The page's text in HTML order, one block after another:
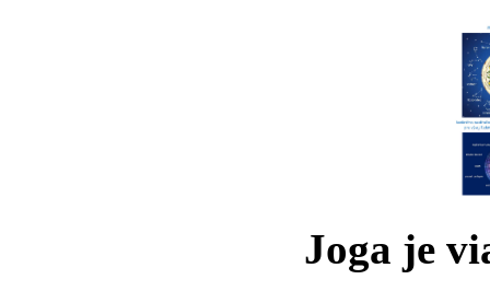
Joga je